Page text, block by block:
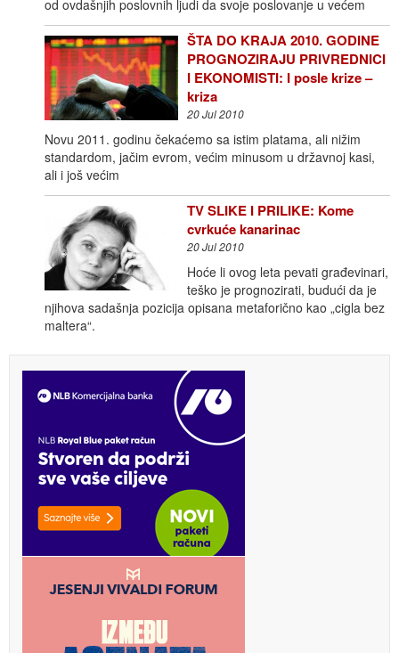
od ovdašnjih poslovnih ljudi da svoje poslovanje u većem
ŠTA DO KRAJA 2010. GODINE
PROGNOZIRAJU PRIVREDNICI
I EKONOMISTI: I posle krize –
kriza
20 Jul 2010
Novu 2011. godinu čekaćemo sa istim platama, ali nižim
standardom, jačim evrom, većim minusom u državnoj kasi,
ali i još većim
TV SLIKE I PRILIKE: Kome
cvrkuće kanarinac
20 Jul 2010
Hoće li ovog leta pevati građevinari,
teško je prognozirati, budući da je
njihova sadašnja pozicija opisana metaforično kao „cigla bez
maltera“.